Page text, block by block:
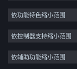
休闲
模拟
竞速
体育
依功能特色缩小范围
依控制器支持缩小范围
依辅助功能缩小范围